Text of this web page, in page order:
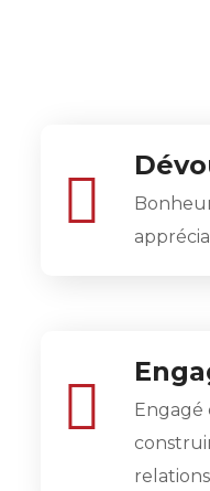
Engagé